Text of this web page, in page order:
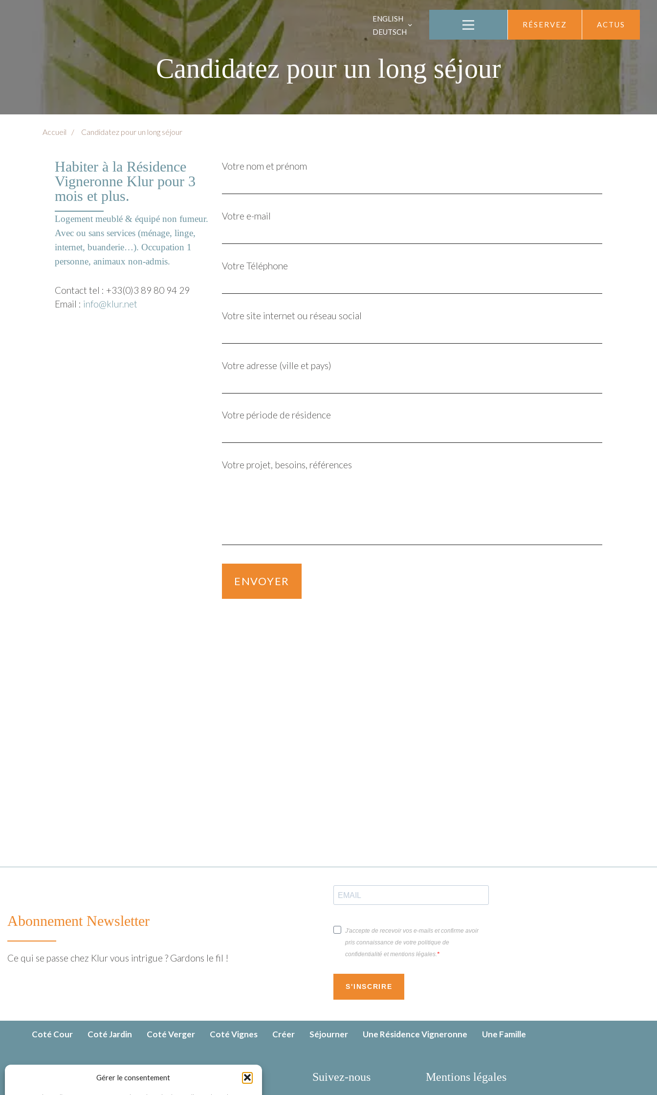
Gérer le consentement
ENGLISH
DEUTSCH
RÉSERVEZ ACTUS
Candidatez pour un long séjour
Accueil Candidatez pour un long séjour
Habiter à la Résidence
Vigneronne Klur pour 3
mois et plus.
Logement meublé & équipé non fumeur.
Avec ou sans services (ménage, linge,
internet, buanderie…). Occupation 1
personne, animaux non-admis.
Contact tel : +33(0)3 89 80 94 29
Email : info@klur.net
Votre nom et prénom
Votre e-mail
Votre Téléphone
Votre site internet ou réseau social
Votre adresse (ville et pays)
Votre période de résidence
Votre projet, besoins, références
Abonnement Newsletter
Ce qui se passe chez Klur vous intrigue ? Gardons le fil !
J'accepte de recevoir vos e-mails et confirme avoir
pris connaissance de votre politique de
confidentialité et mentions légales.
S'INSCRIRE
Coté Cour Coté Jardin Coté Verger Coté Vignes Créer Séjourner Une Résidence Vigneronne Une Famille
Contactez-nous Suivez-nous Mentions légales